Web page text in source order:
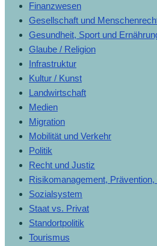
Finanzwesen
Gesellschaft und
Gesundheit, Sport und
Glaube / Religion
Infrastruktur
Kultur / Kunst
Landwirtschaft
Medien
Migration
Mobilität und Verkehr
Politik
Recht und Justiz
Risikomanagement,
Sozialsystem
Staat vs. Privat
Standortpolitik
Tourismus